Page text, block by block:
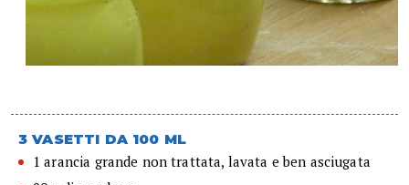
3 VASETTI DA 100 ML
1 arancia grande non trattata, lavata e ben asciugata